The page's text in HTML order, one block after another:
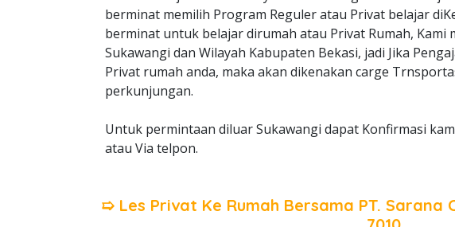
berminat memilih Program Reguler atau Privat belajar
berminat untuk belajar dirumah atau Privat Rumah, Kami
Sukawangi dan Wilayah Kabupaten Bekasi, jadi Jika
Privat rumah anda, maka akan dikenakan carge
perkunjungan.
Untuk permintaan diluar Sukawangi dapat Konfirmasi
atau Via telpon.
➯ Les Privat Ke Rumah Bersama PT. Sarana